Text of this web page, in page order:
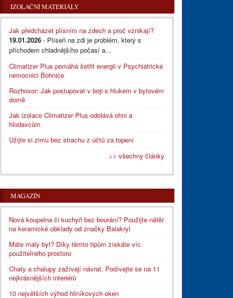
IZOLAČNÍ MATERIÁLY
Jak předcházet plísním na zdech a proč vznikají?
19.01.2026 - Plíseň na zdi je problém, který s
příchodem chladnějšího počasí a...
Climatizer Plus pomáhá šetřit energii v Psychiatrické
nemocnici Bohnice
Rozhovor: Jak postupovat v boji s hlukem v bytovém
domě
Jak izolace Climatizer Plus odolává ohni a
hlodavcům
Užijte si zimu bez strachu z účtů za topení
>> všechny články
MAGAZÍN
Nová koupelna či kuchyň bez bourání? Použijte nátěr
na keramické obklady od značky Balakryl
Máte malý byt? Díky těmto tipům získáte víc
použitelného prostoru
Chaty a chalupy zažívají návrat. Podívejte se na 11
nejkrásnějších interiérů
10 největších výhod hliníkových oken